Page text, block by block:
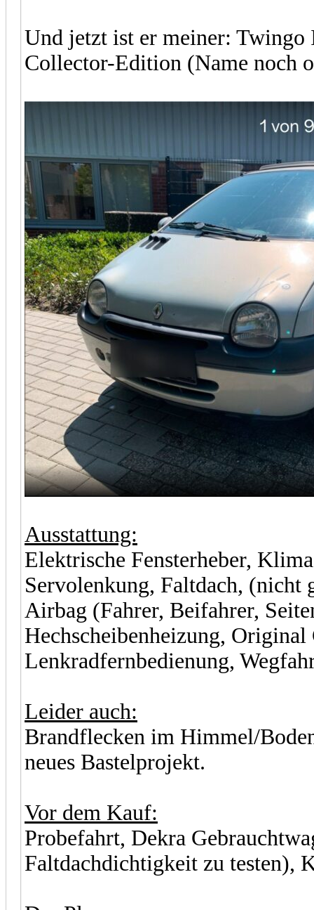
Und jetzt ist er meiner: Twingo
Collector-Edition (Name noch
Ausstattung:
Elektrische Fensterheber,
Servolenkung, Faltdach, (nicht
Airbag (Fahrer, Beifahrer,
Hechscheibenheizung,
Lenkradfernbedienung,
Leider auch:
Brandflecken im Himmel/
neues Bastelprojekt.
Vor dem Kauf:
Probefahrt, Dekra
Faltdachdichtigkeit zu testen),